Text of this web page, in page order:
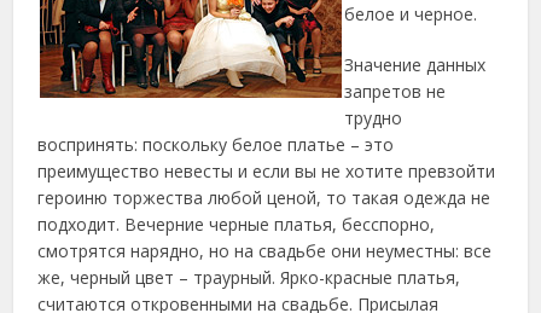
белое и черное.
Значение данных
запретов не
трудно
воспринять: поскольку белое платье – это
преимущество невесты и если вы не хотите превзойти
героиню торжества любой ценой, то такая одежда не
подходит. Вечерние черные платья, бесспорно,
смотрятся нарядно, но на свадьбеони неуместны: все
же, черный цвет – траурный. Ярко-красные платья,
считаются откровенными на свадьбе. Присылая